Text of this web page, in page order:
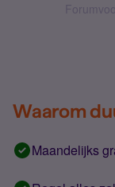
Waarom
Maandelijks